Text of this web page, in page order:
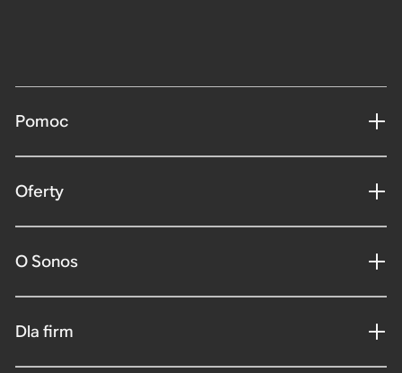
Pomoc
Oferty
O Sonos
Dla firm